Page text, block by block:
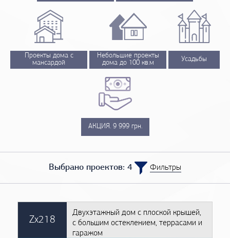
Проекты дома с
мансардой
Небольшие проекты
дома до 100 кв.м
Усадьбы
АКЦИЯ. 9 999 грн.
Выбрано проектов: 4 Фильтры
Zx218
Двухэтажный дом с плоской крышей,
с большим остеклением, террасами и
гаражом